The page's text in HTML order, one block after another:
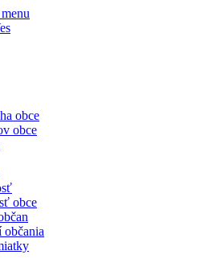
obce
obce
obce
občania